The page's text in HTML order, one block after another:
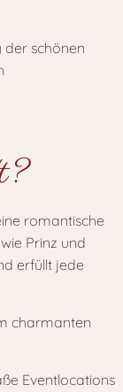
der schönen
romantische
Prinz und
erfüllt jede
charmanten
Eventlocations